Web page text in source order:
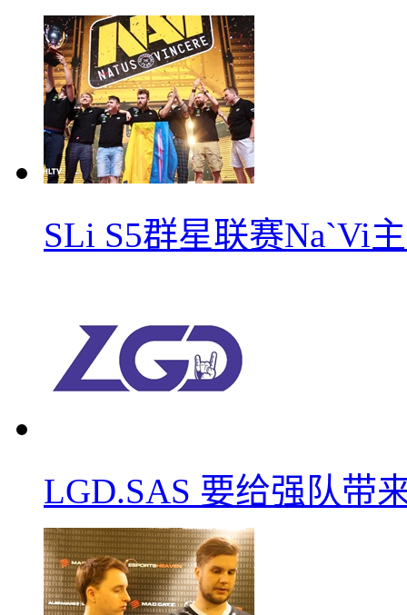
SLi S5群星联赛Na`Vi
LGD.SAS 要给强队带